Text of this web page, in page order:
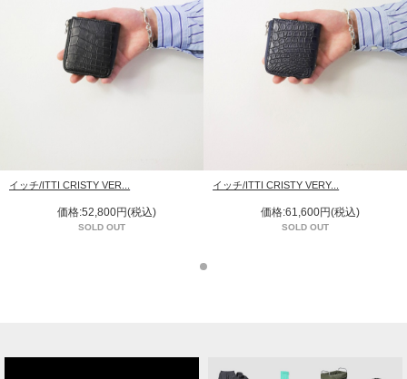
イッチ/ITTI CRISTY VER...
価格:52,800円(税込)
SOLD OUT
イッチ/ITTI CRISTY VERY...
価格:61,600円(税込)
SOLD OUT